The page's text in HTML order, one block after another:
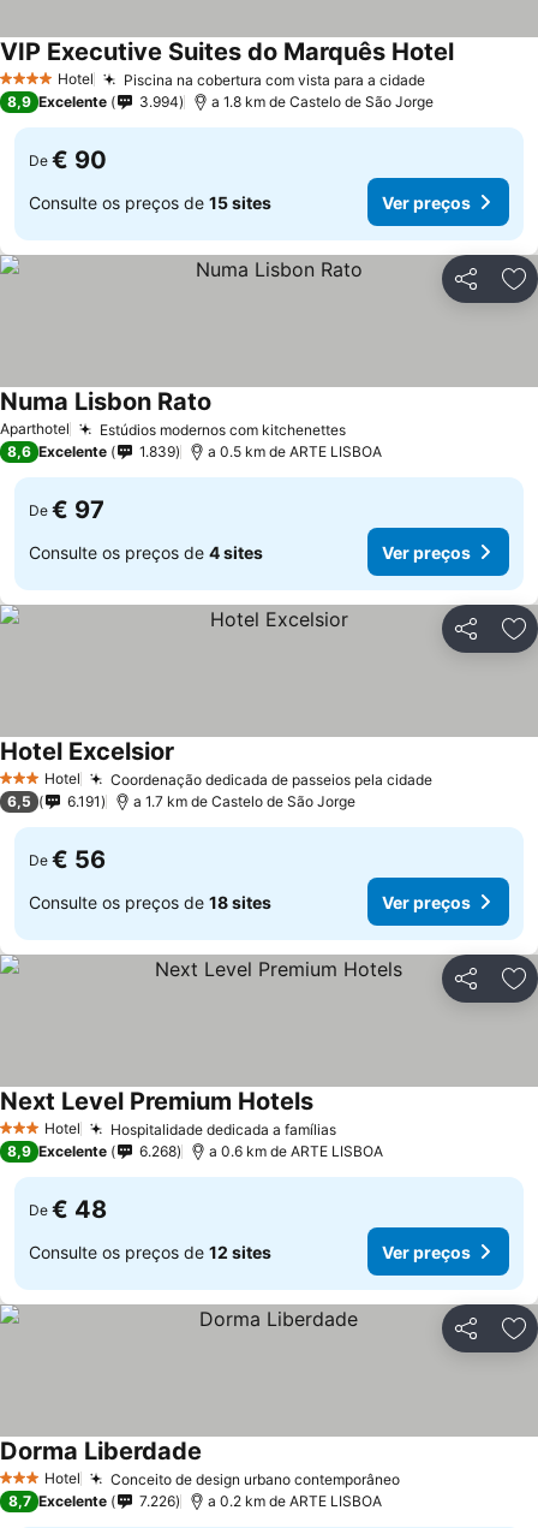
4 EstrelasHotel Piscina na cobertura com vista para a cidadeVer preços
VIP Executive Suites do Marquês HotelVer
8,9 Excelente 3.994 a 1.8 km de Castelo de São Jorge
De € 90
Consulte os preços de 15 sites Ver preços
Partilhar
Aparthotel Estúdios modernos com kitchenettesVer preços
Numa Lisbon Rato
8,6 Excelente 1.839 a 0.5 km de ARTE LISBOA
De € 97
Consulte os preços de 4 sites Ver preços
Partilhar
3 EstrelasHotel Coordenação dedicada de passeios pela cidadeVer preços
Hotel Excelsior
6,5 6.191 a 1.7 km de Castelo de São Jorge
De € 56
Consulte os preços de 18 sites Ver preços
Partilhar
3 EstrelasHotel Hospitalidade dedicada a famíliasVer preços
Next Level Premium HotelsVer preços
8,9 Excelente 6.268 a 0.6 km de ARTE LISBOA
De € 48
Consulte os preços de 12 sites Ver preços
Partilhar
3 EstrelasHotel Conceito de design urbano contemporâneoVer preços
Dorma Liberdade
8,7 Excelente 7.226 a 0.2 km de ARTE LISBOA